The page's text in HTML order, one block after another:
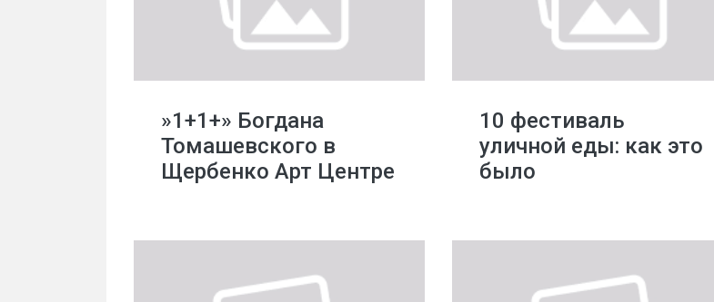
»1+1+» Богдана
Томашевского в
Щербенко Арт Центре
10 фестиваль
уличной еды: как это
было